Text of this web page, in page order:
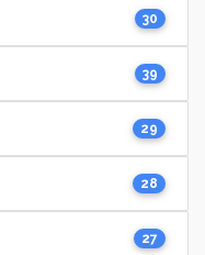
30
39
29
28
27